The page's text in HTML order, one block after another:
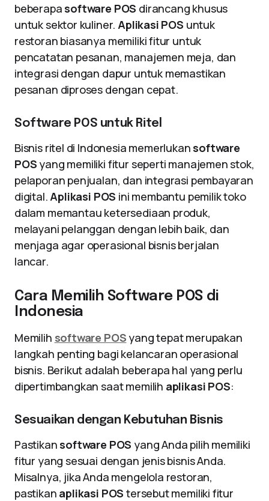
beberapa software POS dirancang khusus
untuk sektor kuliner.Aplikasi POS untuk
restoran biasanya memiliki fitur untuk
pencatatan pesanan, manajemen meja, dan
integrasi dengan dapur untuk memastikan
pesanan diproses dengan cepat.
Software POS untuk Ritel
Bisnis ritel di Indonesia memerlukan software
POS yang memiliki fitur seperti manajemen stok,
pelaporan penjualan, dan integrasi pembayaran
digital.Aplikasi POS ini membantu pemilik toko
dalam memantau ketersediaan produk,
melayani pelanggan dengan lebih baik, dan
menjaga agar operasional bisnis berjalan
lancar.
Cara Memilih Software POS di
Indonesia
Memilih software POS yang tepat merupakan
langkah penting bagi kelancaran operasional
bisnis. Berikut adalah beberapa hal yang perlu
dipertimbangkan saat memilih aplikasi POS:
Sesuaikan dengan Kebutuhan Bisnis
Pastikan software POS yang Anda pilih memiliki
fitur yang sesuai dengan jenis bisnis Anda.
Misalnya, jika Anda mengelola restoran,
pastikan aplikasi POS tersebut memiliki fitur